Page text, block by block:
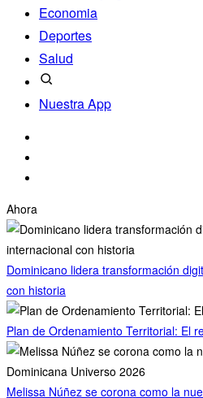
Economia
Deportes
Salud
Nuestra App
Ahora
Dominicano lidera transformación
con historia
Plan de Ordenamiento Territorial: El
Melissa Núñez se corona como la